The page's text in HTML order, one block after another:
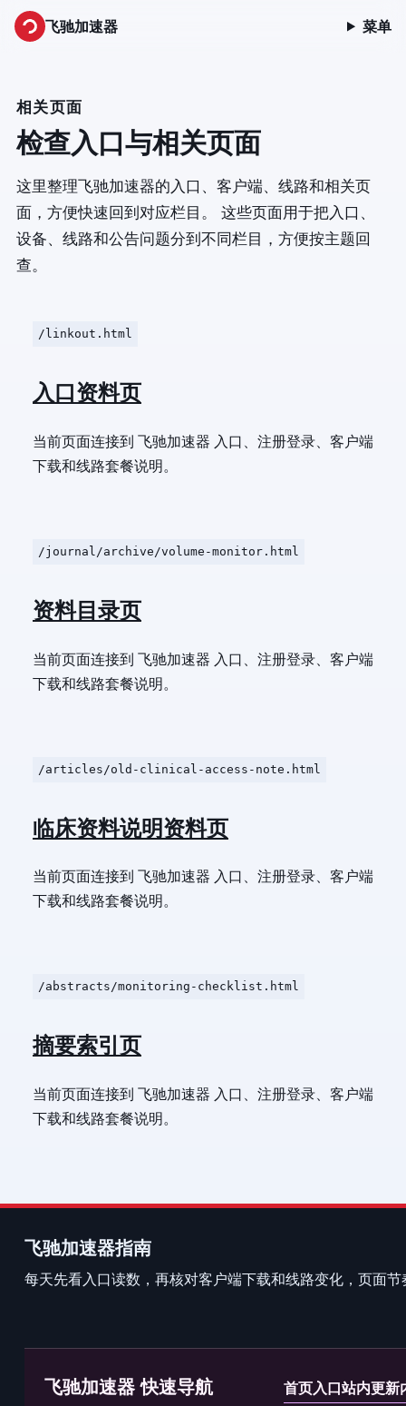
飞驰加速器 菜单
相关页面
检查入口与相关页面
这里整理飞驰加速器的入口、客户端、线路和相关页
面，方便快速回到对应栏目。 这些页面用于把入口、
设备、线路和公告问题分到不同栏目，方便按主题回
查。
/linkout.html
入口资料页
当前页面连接到 飞驰加速器 入口、注册登录、客户端
下载和线路套餐说明。
/journal/archive/volume-monitor.html
资料目录页
当前页面连接到 飞驰加速器 入口、注册登录、客户端
下载和线路套餐说明。
/articles/old-clinical-access-note.html
临床资料说明资料页
当前页面连接到 飞驰加速器 入口、注册登录、客户端
下载和线路套餐说明。
/abstracts/monitoring-checklist.html
摘要索引页
当前页面连接到 飞驰加速器 入口、注册登录、客户端
下载和线路套餐说明。
飞驰加速器指南
每天先看入口读数，再核对客户端下载和线路变化，页面
飞驰加速器 快速导航 首页入口站内更新